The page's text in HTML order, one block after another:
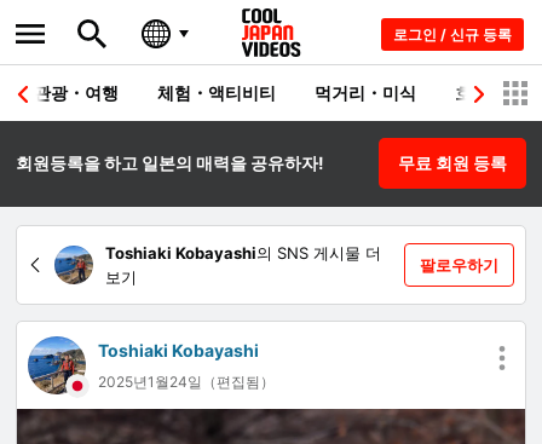
로그인 / 신규 등록
관광・여행 체험・액티비티 먹거리・미식 호텔・료칸
회원등록을 하고 일본의 매력을 공유하자! 무료 회원 등록
Toshiaki Kobayashi의 SNS 게시물 더
보기
팔로우하기
Toshiaki Kobayashi
2025년1월24일（편집됨）